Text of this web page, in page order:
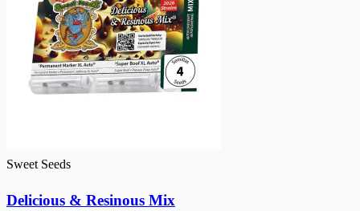
Sweet Seeds
Delicious & Resinous Mix